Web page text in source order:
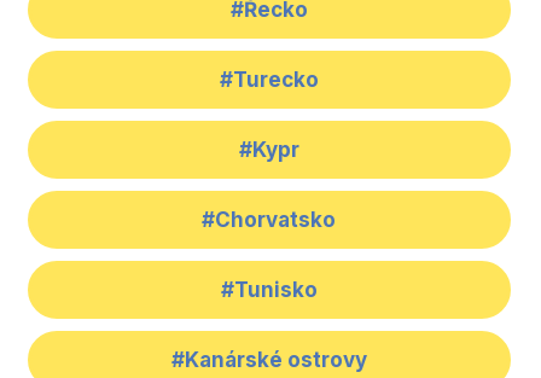
#Řecko
#Turecko
#Kypr
#Chorvatsko
#Tunisko
#Kanárské ostrovy